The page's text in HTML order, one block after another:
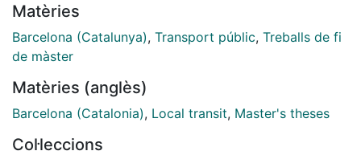
costo del suelo en el centro. A pesar de que esta
población
ya no vive en el centro, siguen realizando sus
diarias en Barcelona. Como consecuencia, la movilidad
dentro de la ciudad ha aumentado ya que es realizada
sus residentes y por los habitantes del entorno
Matèries
Barcelona (Catalunya), Transport públic, Treballs de fi
de màster
Matèries (anglès)
Barcelona (Catalonia), Local transit, Master's theses
Col·leccions